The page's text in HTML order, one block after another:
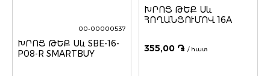
00-00000537
ԽՐՈՑ ԹԵՔ Սև SBE-16-
P08-R SMARTBUY
ԽՐՈՑ ԹԵՔ Սև
ՀՈՂԱՆՑՈՒՄՈՎ 16A
355,00 ֏ / հատ